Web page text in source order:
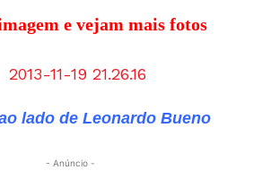
e vejam mais fotos
lado de Leonardo Bueno
- Anúncio -